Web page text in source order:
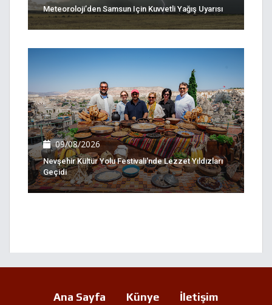
Meteoroloji’den Samsun Için Kuvvetli Yağış Uyarısı
09/08/2026
Nevşehir Kültür Yolu Festivali'nde Lezzet Yıldızları
Geçidi
Ana Sayfa Künye İletişim